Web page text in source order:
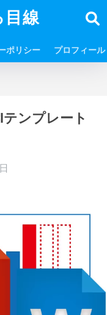
線
ポリシー プロフィール
ンプレート